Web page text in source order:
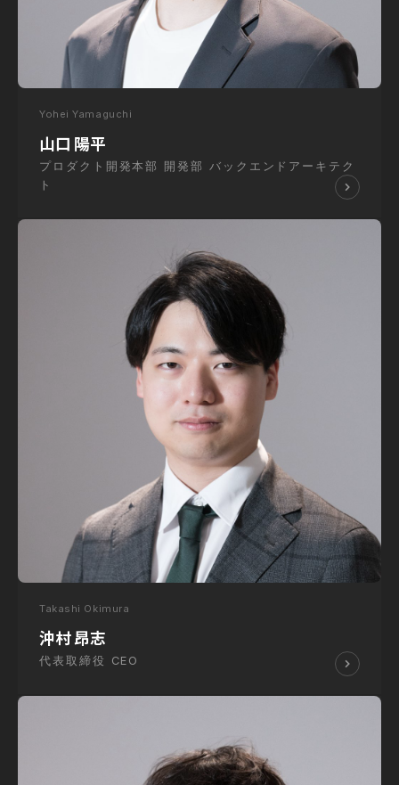
Yohei Yamaguchi
山口 陽平
プロダクト開発本部 開発部 バックエンドアーキテク
ト
Takashi Okimura
沖村 昂志
代表取締役 CEO